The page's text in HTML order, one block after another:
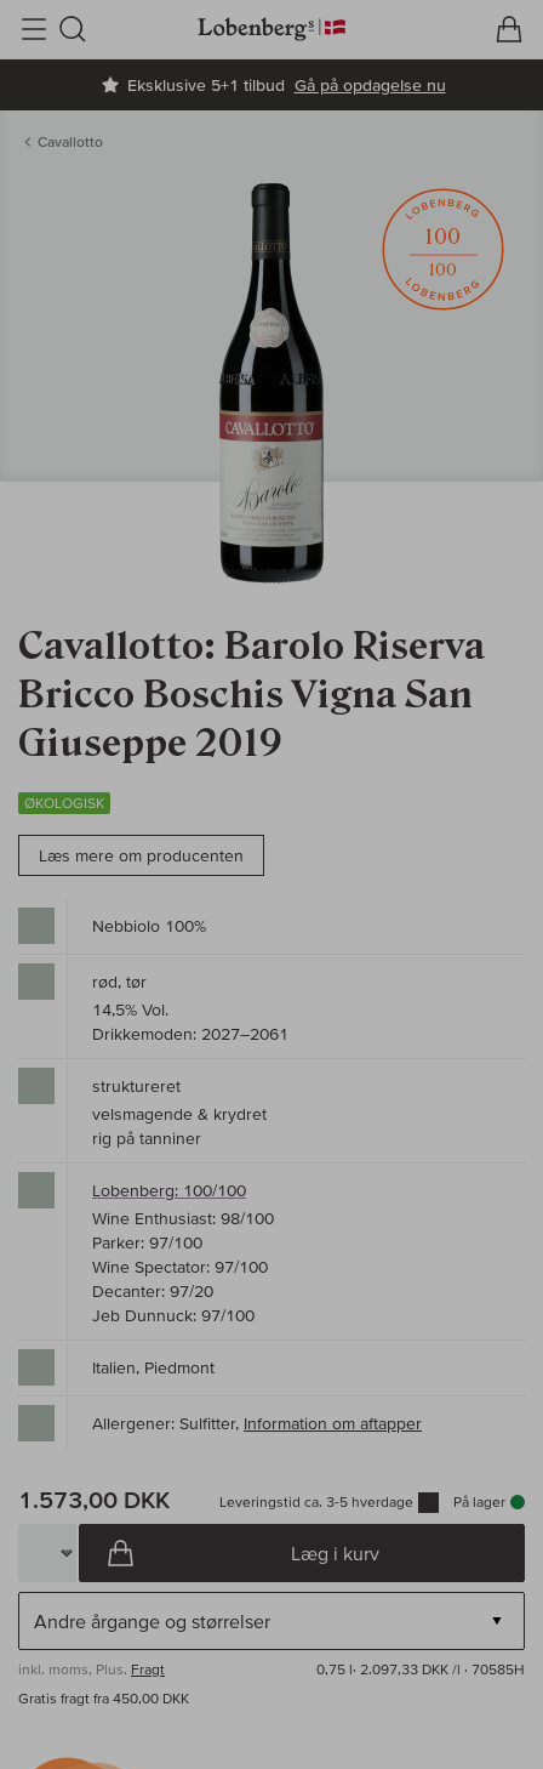
Eksklusive 5+1 tilbud Gå på opdagelse nu
Søg
Cavallotto
Cavallotto: Barolo Riserva
Bricco Boschis Vigna San
Giuseppe 2019
ØKOLOGISK
Læs mere om producenten
100
100
Nebbiolo 100%
rød, tør
14,5% Vol.
Drikkemoden: 2027–2061
struktureret
velsmagende & krydret
rig på tanniner
Lobenberg: 100/100
Wine Enthusiast: 98/100
Parker: 97/100
Wine Spectator: 97/100
Decanter: 97/20
Jeb Dunnuck: 97/100
Italien, Piedmont
Allergener: Sulfitter, Information om aftapper
1.573,00 DKK Leveringstid ca. 3-5 hverdage På lager
Læg i kurv
inkl. moms, Plus. Fragt 0,75 l· 2.097,33 DKK /l · 70585H
Gratis fragt fra 450,00 DKK